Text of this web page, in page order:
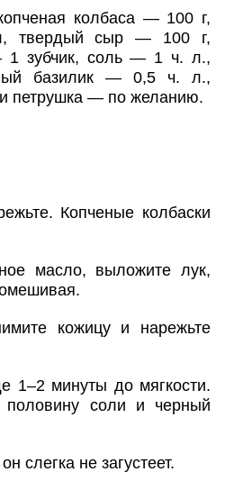
колбаса — 100 г,
твердый сыр — 100 г,
1 зубчик, соль — 1 ч. л.,
базилик — 0,5 ч. л.,
петрушка — по желанию.
Копченые колбаски
масло, выложите лук,
кожицу и нарежьте
1–2 минуты до мягкости.
половину соли и черный
слегка не загустеет.